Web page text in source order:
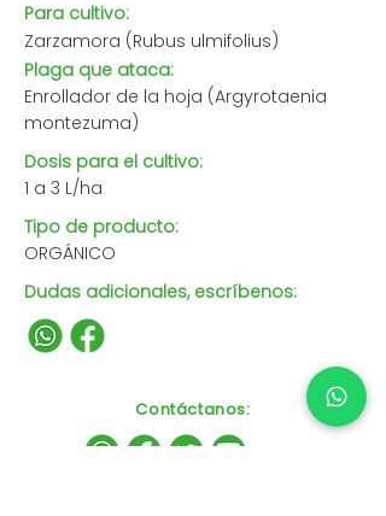
Para cultivo:
Zarzamora (Rubus ulmifolius)
Plaga que ataca:
Enrollador de la hoja (Argyrotaenia
montezuma)
Dosis para el cultivo:
1 a 3 L/ha
Tipo de producto:
ORGÁNICO
Dudas adicionales, escríbenos:
Contáctanos: